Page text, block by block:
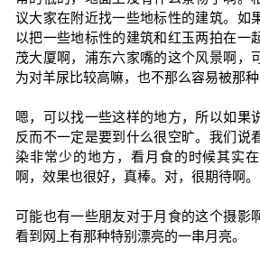
议大家在附近找一些地标性的建筑。如
以把一些地标性的建筑和红玉两拍在一
茂大厦啊，浦东六家嘴的这个风景啊，
为对羊尿比较高嘛，也不那么容易被那种
嗯，可以找一些这样的地方，所以如果
反而不一定是要到什么很空旷。我们说
染非常少的地方，看月食的时候其实
啊，效果也很好，真棒。对，很期待啊。
可能也有一些朋友对于月食的这个摄影
看到网上有那种特别漂亮的一串月亮。